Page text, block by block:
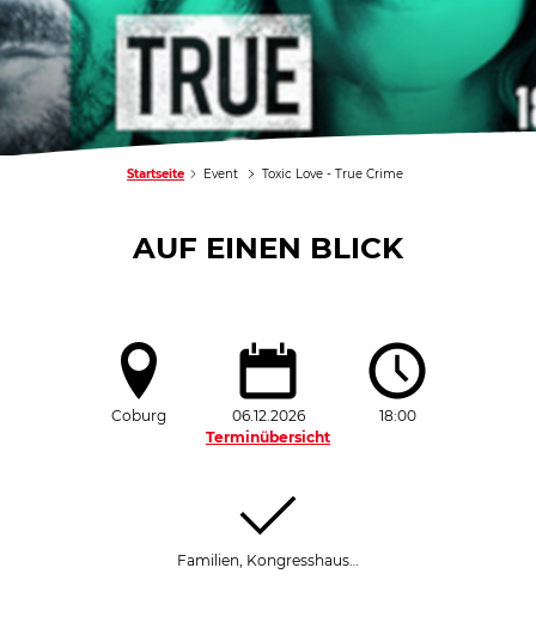
Startseite Event Toxic Love - True Crime
AUF EINEN BLICK
Coburg
06.12.2026
Terminübersicht
18:00
Familien, Kongresshaus…